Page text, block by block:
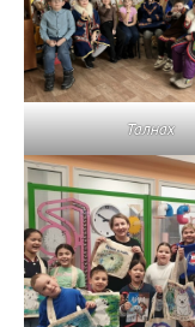
Талнах